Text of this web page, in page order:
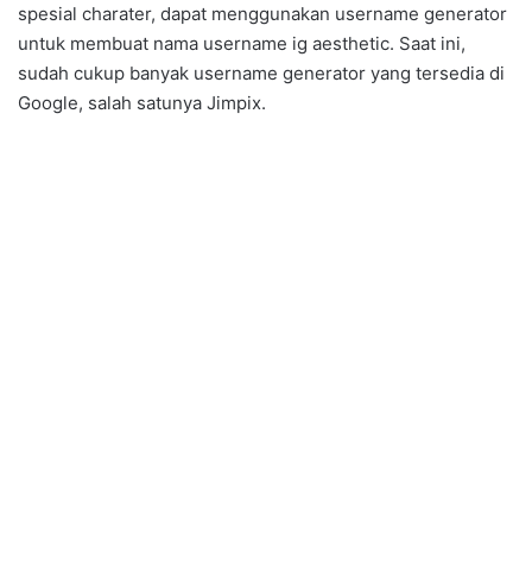
spesial charater, dapat menggunakan username generator
untuk membuat nama username ig aesthetic. Saat ini,
sudah cukup banyak username generator yang tersedia di
Google, salah satunya Jimpix.